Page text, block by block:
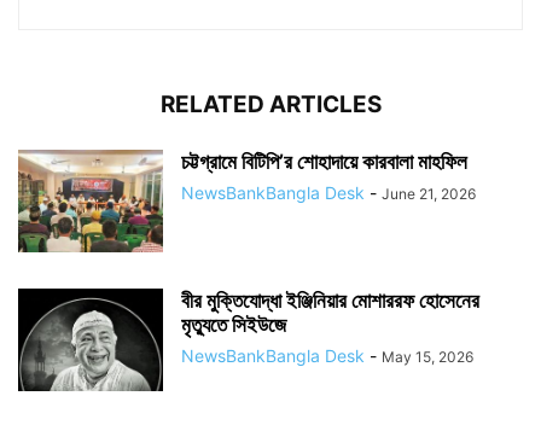
RELATED ARTICLES
চট্টগ্রামে বিটিপি’র শোহাদায়ে কারবালা মাহফিল
NewsBankBangla Desk - June 21, 2026
বীর মুক্তিযোদ্ধা ইঞ্জিনিয়ার মোশাররফ হোসেনের
মৃত্যুতে সিইউজে
NewsBankBangla Desk - May 15, 2026